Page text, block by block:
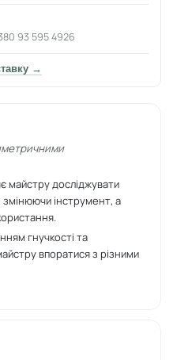
93 595 4926
→
майстру досліджувати
змінюючи інструмент, а
гнучкості та
впоратися з різними
забезпечує легкість у
під час роботи.